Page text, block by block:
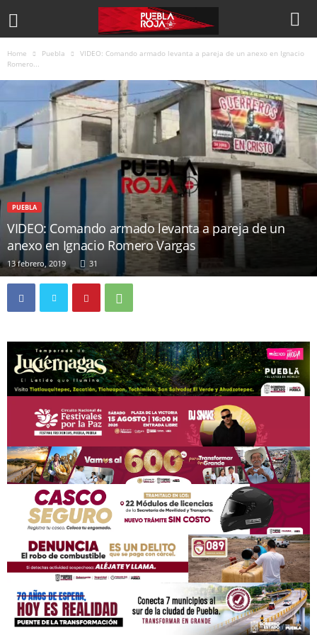
Home Puebla
VIDEO: Comando armado levanta a pareja de un anexo en Ignacio
Romero...
PUEBLA
VIDEO: Comando armado levanta a pareja de un
anexo en Ignacio Romero Vargas
13 febrero, 2019 31